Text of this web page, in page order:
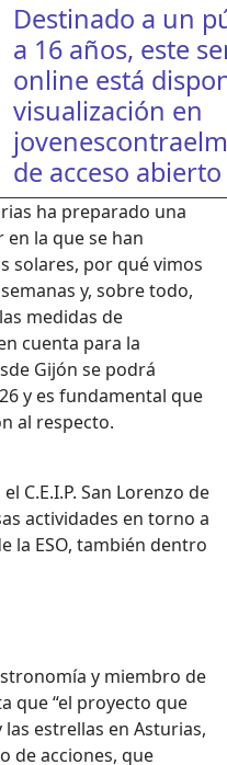
Destinado a un
a 16 años, este
online está
visualización en
de acceso
ha preparado una
la que se han
solares, por qué vimos
y, sobre todo,
medidas de
cuenta para la
Gijón se podrá
y es fundamental que
al respecto.
C.E.I.P. San Lorenzo de
actividades en torno a
la ESO, también dentro
y miembro de
que “el proyecto que
estrellas en Asturias,
de acciones, que